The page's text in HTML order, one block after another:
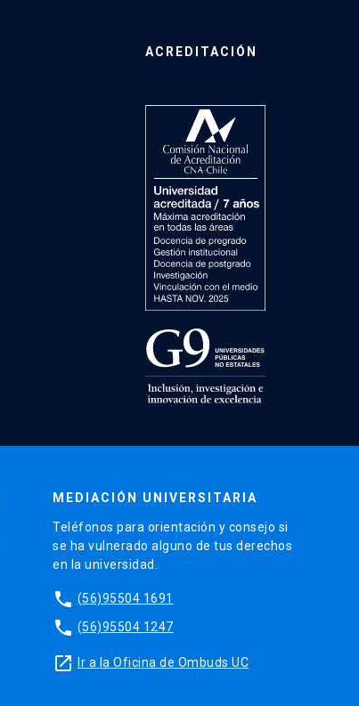
ACREDITACIÓN
MEDIACIÓN UNIVERSITARIA
Teléfonos para orientación y consejo si
se ha vulnerado alguno de tus derechos
en la universidad.
phone (56)95504 1691
phone (56)95504 1247
launch Ir a la Oficina de Ombuds UC